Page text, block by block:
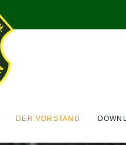
DER VORSTAND